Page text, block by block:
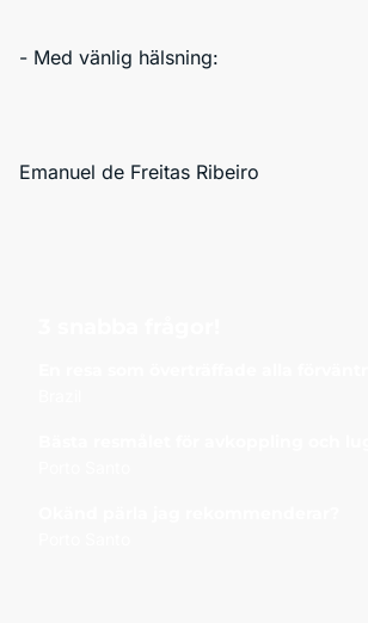
- Med vänlig hälsning:
Emanuel de Freitas Ribeiro